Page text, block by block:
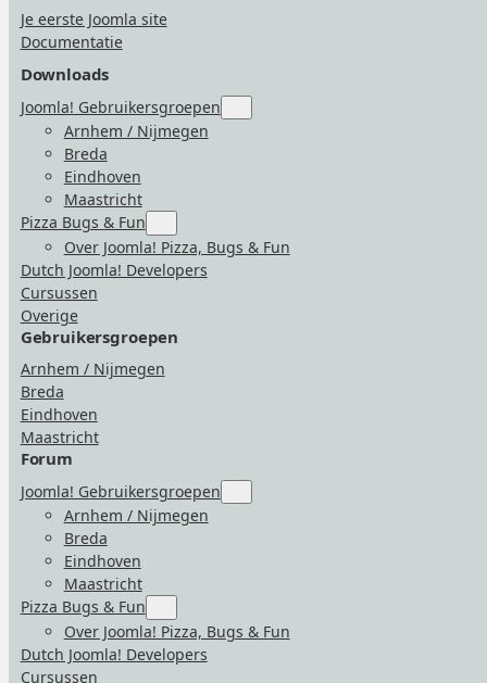
Je eerste Joomla site
Documentatie
Downloads
Joomla! Gebruikersgroepen
for
Arnhem / Nijmegen
Breda
Eindhoven
Maastricht
Pizza Bugs & Fun
for
“Pizza
Bugs
Over Joomla! Pizza, Bugs & Fun
Dutch Joomla! Developers
Cursussen
Overige
Gebruikersgroepen
Arnhem / Nijmegen
Breda
Eindhoven
Maastricht
Forum
Joomla! Gebruikersgroepen
for
Arnhem / Nijmegen
Breda
Eindhoven
Maastricht
Pizza Bugs & Fun
for
“Pizza
Bugs
Over Joomla! Pizza, Bugs & Fun
Dutch Joomla! Developers
Cursussen